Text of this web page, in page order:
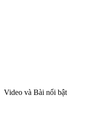
Video và Bài nổi bật